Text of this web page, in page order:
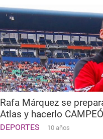
Rafa Márquez se
Atlas y hacerlo
DEPORTES 10 años